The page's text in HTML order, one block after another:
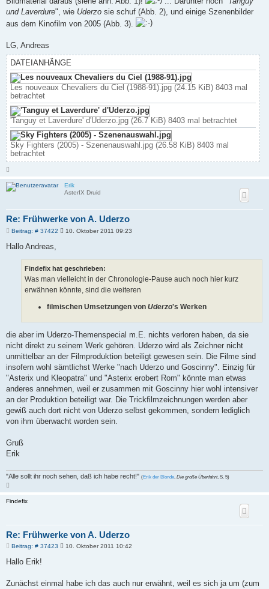
und Laverdure", wie Uderzo sie schuf (Abb. 2), und einige Szenenbilder
aus dem Kinofilm von 2005 (Abb. 3).
LG, Andreas
DATEIANHÄNGE
Les nouveaux Chevaliers du Ciel (1988-91).jpg (24.15 KiB) 8403 mal
betrachtet
'Tanguy et Laverdure' d'Uderzo.jpg (26.7 KiB) 8403 mal betrachtet
Sky Fighters (2005) - Szenenauswahl.jpg (26.58 KiB) 8403 mal
betrachtet
c
h
Erik
AsterIX Druid
Re: Frühwerke von A. Uderzo
Beitrag: # 37422 B
r
a
10. Oktober 2011 09:23
Hallo Andreas,
Findefix hat geschrieben:
Was man vielleicht in der Chronologie-Pause auch noch hier kurz
erwähnen könnte, sind die weiteren
filmischen Umsetzungen vonUderzo's Werken
die aber im Uderzo-Themenspecial m.E. nichts verloren haben, da sie
nicht direkt zu seinem Werk gehören. Uderzo wird als Zeichner nicht
unmittelbar an der Filmproduktion beteiligt gewesen sein. Die Filme sind
insofern wohl sämtlichst Werke "nach Uderzo und Goscinny". Einzig für
"Asterix und Kleopatra" und "Asterix erobert Rom" könnte man etwas
anderes annehmen, weil er zusammen mit Goscinny hier wohl intensiver
an der Produktion beteiligt war. Die Trickfilmzeichnungen werden aber
gewiß auch dort nicht von Uderzo selbst gekommen, sondern lediglich
von ihm überwacht worden sein.
Gruß
Erik
"Alle sollt ihr noch sehen, daß ich habe recht!" (Erik der Blonde, Die große Überfahrt, S. 5)
h
Findefix
Re: Frühwerke von A. Uderzo
Beitrag: # 37423 B
a
10. Oktober 2011 10:42
Hallo Erik!
Zunächst einmal habe ich das auch nur erwähnt, weil es sich ja um (zum